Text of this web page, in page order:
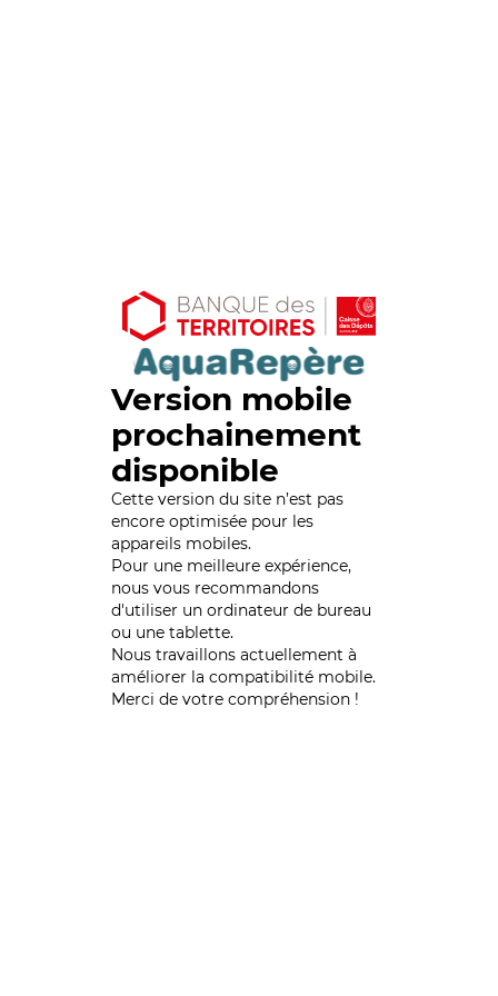
Version mobile
prochainement
disponible
Cette version du site n’est pas
encore optimisée pour les
appareils mobiles.
Pour une meilleure expérience,
nous vous recommandons
d'utiliser un ordinateur de bureau
ou une tablette.
Nous travaillons actuellement à
améliorer la compatibilité mobile.
Merci de votre compréhension !